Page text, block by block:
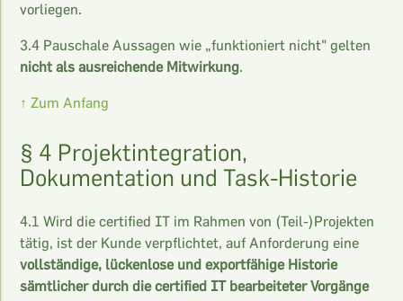
vorliegen.
3.4 Pauschale Aussagen wie „funktioniert nicht" gelten
nicht als ausreichende Mitwirkung.
↑ Zum Anfang
§ 4 Projektintegration,
Dokumentation und Task-Historie
4.1 Wird die certified IT im Rahmen von (Teil-)Projekten
tätig, ist der Kunde verpflichtet, auf Anforderung eine
vollständige, lückenlose und exportfähige Historie
sämtlicher durch die certified IT bearbeiteter Vorgänge